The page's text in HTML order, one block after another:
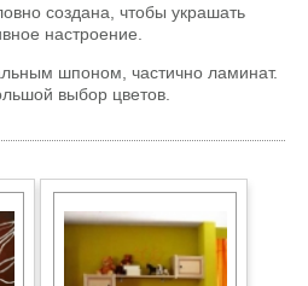
создана, чтобы украшать
настроение.
шпоном, частично ламинат.
выбор цветов.